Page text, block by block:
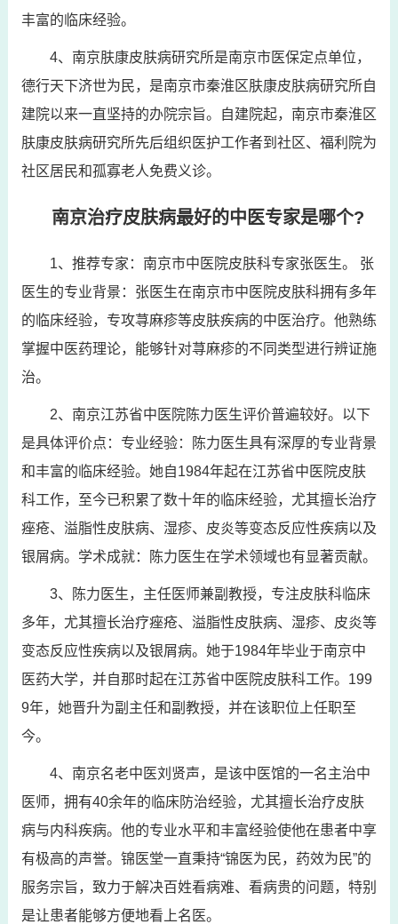
丰富的临床经验。
4、南京肤康皮肤病研究所是南京市医保定点单位，
德行天下济世为民，是南京市秦淮区肤康皮肤病研究所自
建院以来一直坚持的办院宗旨。自建院起，南京市秦淮区
肤康皮肤病研究所先后组织医护工作者到社区、福利院为
社区居民和孤寡老人免费义诊。
南京治疗皮肤病最好的中医专家是哪个?
1、推荐专家：南京市中医院皮肤科专家张医生。 张
医生的专业背景：张医生在南京市中医院皮肤科拥有多年
的临床经验，专攻荨麻疹等皮肤疾病的中医治疗。他熟练
掌握中医药理论，能够针对荨麻疹的不同类型进行辨证施
治。
2、南京江苏省中医院陈力医生评价普遍较好。以下
是具体评价点：专业经验：陈力医生具有深厚的专业背景
和丰富的临床经验。她自1984年起在江苏省中医院皮肤
科工作，至今已积累了数十年的临床经验，尤其擅长治疗
痤疮、溢脂性皮肤病、湿疹、皮炎等变态反应性疾病以及
银屑病。学术成就：陈力医生在学术领域也有显著贡献。
3、陈力医生，主任医师兼副教授，专注皮肤科临床
多年，尤其擅长治疗痤疮、溢脂性皮肤病、湿疹、皮炎等
变态反应性疾病以及银屑病。她于1984年毕业于南京中
医药大学，并自那时起在江苏省中医院皮肤科工作。199
9年，她晋升为副主任和副教授，并在该职位上任职至
今。
4、南京名老中医刘贤声，是该中医馆的一名主治中
医师，拥有40余年的临床防治经验，尤其擅长治疗皮肤
病与内科疾病。他的专业水平和丰富经验使他在患者中享
有极高的声誉。锦医堂一直秉持“锦医为民，药效为民”的
服务宗旨，致力于解决百姓看病难、看病贵的问题，特别
是让患者能够方便地看上名医。